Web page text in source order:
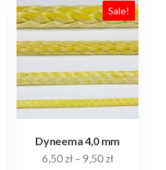
Sale!
Dyneema 4,0 mm
6,50 zł– 9,50 zł